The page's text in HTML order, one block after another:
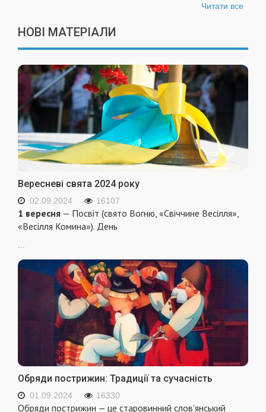
Читати все
НОВІ МАТЕРІАЛИ
Вересневі свята 2024 року
02.09.2024 16107
1 вересня — Посвіт (свято Вогню, «Свіччине Весілля»,
«Весілля Комина»). День
Обряди пострижин: Традиції та сучасність
01.09.2024 16330
Обряди пострижин — це старовинний слов'янський